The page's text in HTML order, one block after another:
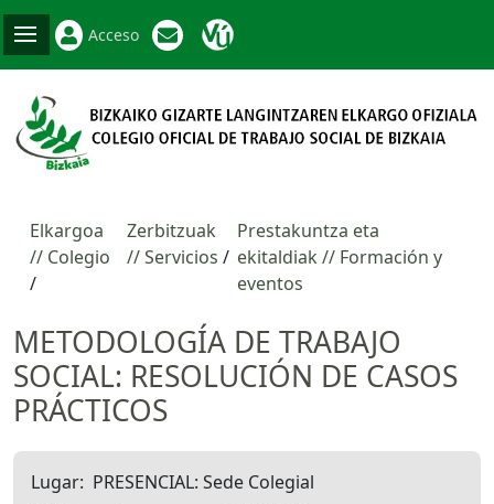
Acceso
Elkargoa
// Colegio
Zerbitzuak
// Servicios
Prestakuntza eta
ekitaldiak // Formación y
eventos
METODOLOGÍA DE TRABAJO
SOCIAL: RESOLUCIÓN DE CASOS
PRÁCTICOS
Lugar PRESENCIAL: Sede Colegial